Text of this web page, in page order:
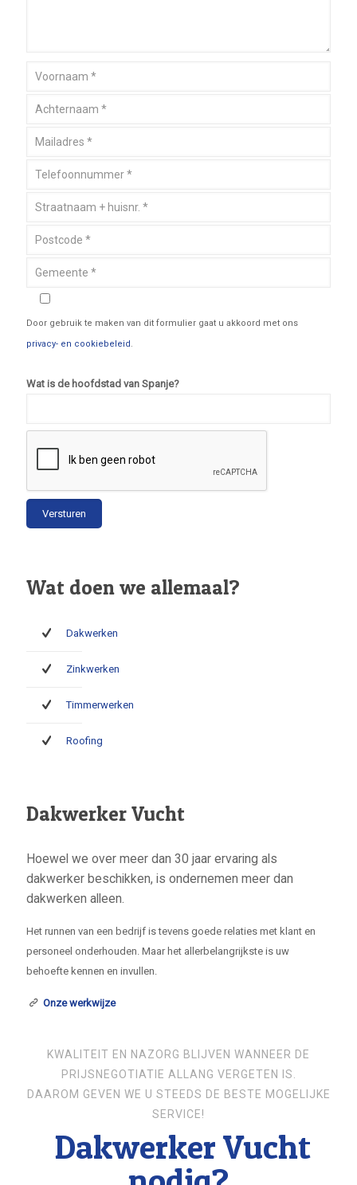
Door gebruik te maken van dit formulier gaat u akkoord met ons
privacy- en cookiebeleid.
Wat is de hoofdstad van Spanje?
Wat doen we allemaal?
Dakwerken
Zinkwerken
Timmerwerken
Roofing
Dakwerker Vucht
Hoewel we over meer dan 30 jaar ervaring als
dakwerker beschikken, is ondernemen meer dan
dakwerken alleen.
Het runnen van een bedrijf is tevens goede relaties met klant en
personeel onderhouden. Maar het allerbelangrijkste is uw
behoefte kennen en invullen.
Onze werkwijze
KWALITEIT EN NAZORG BLIJVEN WANNEER DE
PRIJSNEGOTIATIE ALLANG VERGETEN IS.
DAAROM GEVEN WE U STEEDS DE BESTE MOGELIJKE
SERVICE!
Dakwerker Vucht